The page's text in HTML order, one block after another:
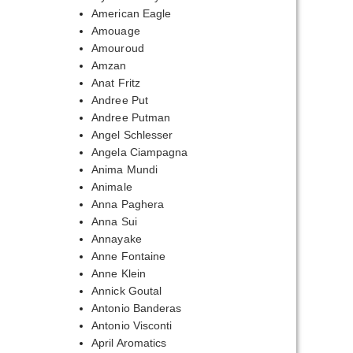
American Eagle
Amouage
Amouroud
Amzan
Anat Fritz
Andree Put
Andree Putman
Angel Schlesser
Angela Ciampagna
Anima Mundi
Animale
Anna Paghera
Anna Sui
Annayake
Anne Fontaine
Anne Klein
Annick Goutal
Antonio Banderas
Antonio Visconti
April Aromatics